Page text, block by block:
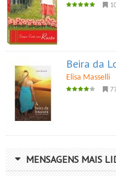
Beira da
Elisa Masselli
MENSAGENS MAIS